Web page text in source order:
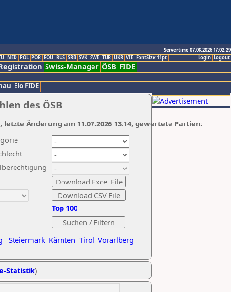
Servertime 07.08.2026 17:02:29
Logout
Login
NED POL POR ROU RUS SRB SVK SWE TUR UKR VIE FontSize:11pt
Swiss-Manager ÖSB FIDE
Elo FIDE
des ÖSB
Steiermark Kärnten Tirol Vorarlberg
Top 100
letzte Änderung am 11.07.2026 13:14, gewertete Partien:
Statistik)